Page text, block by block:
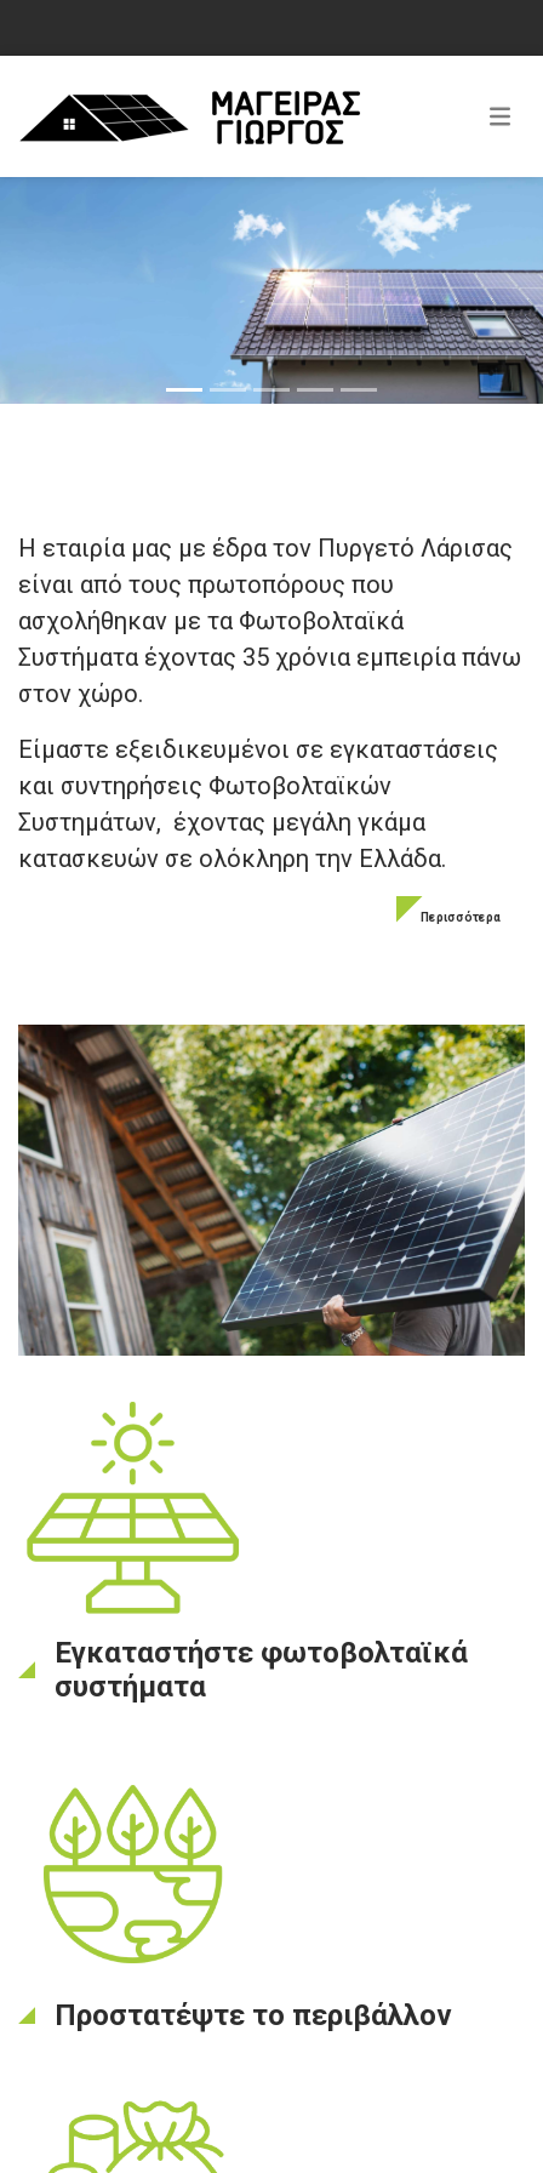
Η εταιρία μας με έδρα τον Πυργετό Λάρισας
είναι από τους πρωτοπόρους που
ασχολήθηκαν με τα Φωτοβολταϊκά
Συστήματα έχοντας 35 χρόνια εμπειρία πάνω
στον χώρο.
Είμαστε εξειδικευμένοι σε εγκαταστάσεις
και συντηρήσεις Φωτοβολταϊκών
Συστημάτων, έχοντας μεγάλη γκάμα
κατασκευών σε ολόκληρη την Ελλάδα.
Περισσότερα
Εγκαταστήστε φωτοβολταϊκά
συστήματα
Προστατέψτε το περιβάλλον